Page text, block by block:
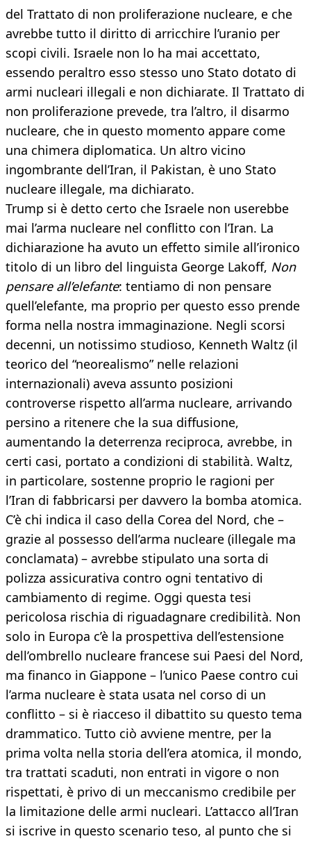
del Trattato di non proliferazione nucleare, e che
avrebbe tutto il diritto di arricchire l’uranio per
scopi civili. Israele non lo ha mai accettato,
essendo peraltro esso stesso uno Stato dotato di
armi nucleari illegali e non dichiarate. Il Trattato di
non proliferazione prevede, tra l’altro, il disarmo
nucleare, che in questo momento appare come
una chimera diplomatica. Un altro vicino
ingombrante dell’Iran, il Pakistan, è uno Stato
nucleare illegale, ma dichiarato.
Trump si è detto certo che Israele non userebbe
mai l’arma nucleare nel conflitto con l’Iran. La
dichiarazione ha avuto un effetto simile all’ironico
titolo di un libro del linguista George Lakoff, Non
pensare all’elefante: tentiamo di non pensare
quell’elefante, ma proprio per questo esso prende
forma nella nostra immaginazione. Negli scorsi
decenni, un notissimo studioso, Kenneth Waltz (il
teorico del “neorealismo” nelle relazioni
internazionali) aveva assunto posizioni
controverse rispetto all’arma nucleare, arrivando
persino a ritenere che la sua diffusione,
aumentando la deterrenza reciproca, avrebbe, in
certi casi, portato a condizioni di stabilità. Waltz,
in particolare, sostenne proprio le ragioni per
l’Iran di fabbricarsi per davvero la bomba atomica.
C’è chi indica il caso della Corea del Nord, che –
grazie al possesso dell’arma nucleare (illegale ma
conclamata) – avrebbe stipulato una sorta di
polizza assicurativa contro ogni tentativo di
cambiamento di regime. Oggi questa tesi
pericolosa rischia di riguadagnare credibilità. Non
solo in Europa c’è la prospettiva dell’estensione
dell’ombrello nucleare francese sui Paesi del Nord,
ma financo in Giappone – l’unico Paese contro cui
l’arma nucleare è stata usata nel corso di un
conflitto – si è riacceso il dibattito su questo tema
drammatico. Tutto ciò avviene mentre, per la
prima volta nella storia dell’era atomica, il mondo,
tra trattati scaduti, non entrati in vigore o non
rispettati, è privo di un meccanismo credibile per
la limitazione delle armi nucleari. L’attacco all’Iran
si iscrive in questo scenario teso, al punto che si